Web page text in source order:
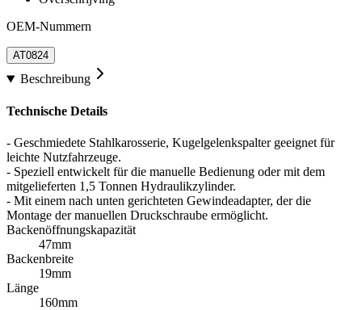
OEM-Nummern
AT0824
Beschreibung
Technische Details
- Geschmiedete Stahlkarosserie, Kugelgelenkspalter geeignet für
leichte Nutzfahrzeuge.
- Speziell entwickelt für die manuelle Bedienung oder mit dem
mitgelieferten 1,5 Tonnen Hydraulikzylinder.
- Mit einem nach unten gerichteten Gewindeadapter, der die
Montage der manuellen Druckschraube ermöglicht.
Backenöffnungskapazität
47mm
Backenbreite
19mm
Länge
160mm